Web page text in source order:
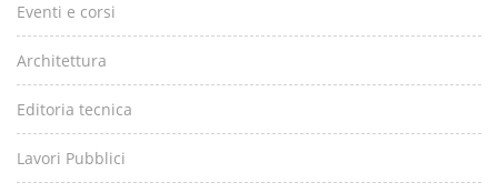
Eventi e corsi
Architettura
Editoria tecnica
Lavori Pubblici